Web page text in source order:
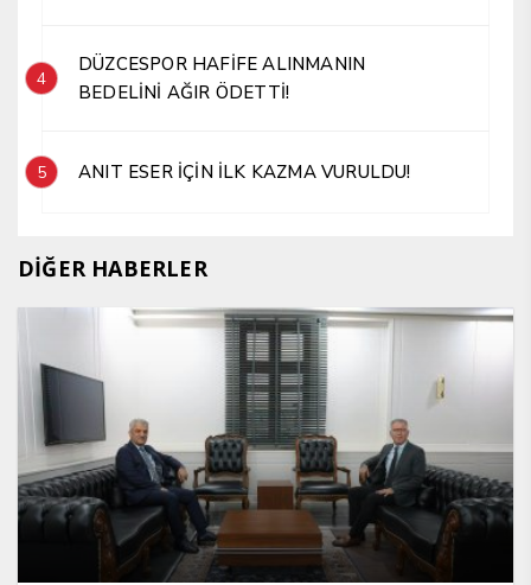
4
DÜZCESPOR HAFİFE ALINMANIN
BEDELİNİ AĞIR ÖDETTİ!
5 ANIT ESER İÇİN İLK KAZMA VURULDU!
DİĞER HABERLER